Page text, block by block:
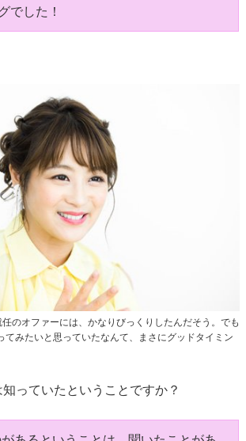
でした！
のオファーには、かなりびっくりしたんだそう。でも
てみたいと思っていたなんて、まさにグッドタイミン
っていたということですか？